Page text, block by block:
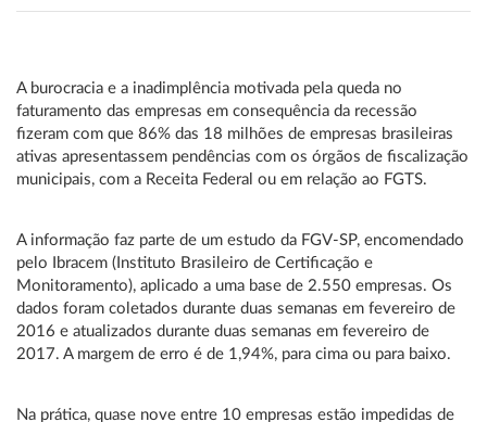
A burocracia e a inadimplência motivada pela queda no
faturamento das empresas em consequência da recessão
fizeram com que 86% das 18 milhões de empresas brasileiras
ativas apresentassem pendências com os órgãos de fiscalização
municipais, com a Receita Federal ou em relação ao FGTS.
A informação faz parte de um estudo da FGV-SP, encomendado
pelo Ibracem (Instituto Brasileiro de Certificação e
Monitoramento), aplicado a uma base de 2.550 empresas. Os
dados foram coletados durante duas semanas em fevereiro de
2016 e atualizados durante duas semanas em fevereiro de
2017. A margem de erro é de 1,94%, para cima ou para baixo.
Na prática, quase nove entre 10 empresas estão impedidas de